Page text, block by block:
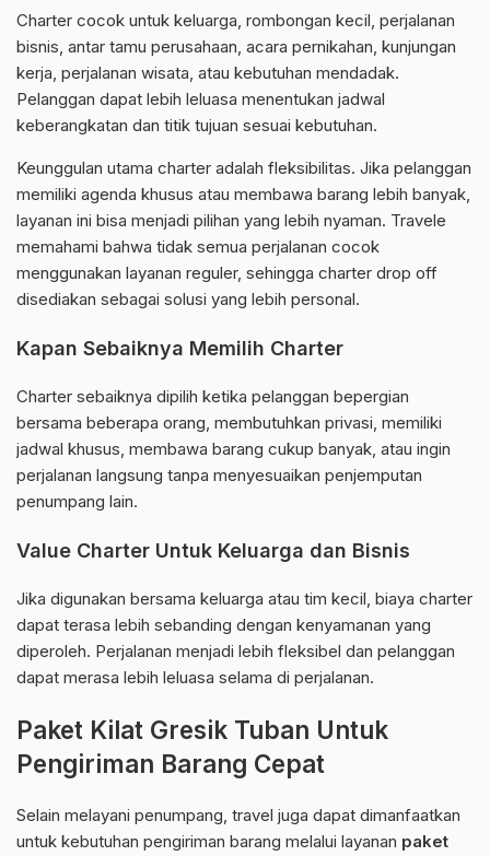
Charter cocok untuk keluarga, rombongan kecil, perjalanan
bisnis, antar tamu perusahaan, acara pernikahan, kunjungan
kerja, perjalanan wisata, atau kebutuhan mendadak.
Pelanggan dapat lebih leluasa menentukan jadwal
keberangkatan dan titik tujuan sesuai kebutuhan.
Keunggulan utama charter adalah fleksibilitas. Jika pelanggan
memiliki agenda khusus atau membawa barang lebih banyak,
layanan ini bisa menjadi pilihan yang lebih nyaman. Travele
memahami bahwa tidak semua perjalanan cocok
menggunakan layanan reguler, sehingga charter drop off
disediakan sebagai solusi yang lebih personal.
Kapan Sebaiknya Memilih Charter
Charter sebaiknya dipilih ketika pelanggan bepergian
bersama beberapa orang, membutuhkan privasi, memiliki
jadwal khusus, membawa barang cukup banyak, atau ingin
perjalanan langsung tanpa menyesuaikan penjemputan
penumpang lain.
Value Charter Untuk Keluarga dan Bisnis
Jika digunakan bersama keluarga atau tim kecil, biaya charter
dapat terasa lebih sebanding dengan kenyamanan yang
diperoleh. Perjalanan menjadi lebih fleksibel dan pelanggan
dapat merasa lebih leluasa selama di perjalanan.
Paket Kilat Gresik Tuban Untuk
Pengiriman Barang Cepat
Selain melayani penumpang, travel juga dapat dimanfaatkan
untuk kebutuhan pengiriman barang melalui layanan paket